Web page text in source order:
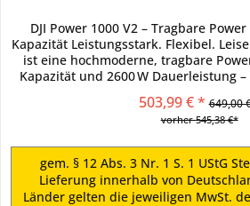
DJI Power 1000 V2 – Tragbare
Kapazität Leistungsstark. Flexibel.
ist eine hochmoderne, tragbare
Kapazität und 2600 W Dauerleistung
503,99 € * 649,00
vorher 545,38 €*
gem. § 12 Abs. 3 Nr. 1 S. 1 UStG
Lieferung innerhalb von
Länder gelten die jeweiligen MwSt.